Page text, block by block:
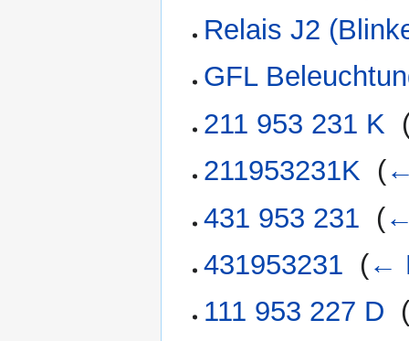
Relais J2
GFL
211 953 231 K
211953231K (
431 953 231 (
431953231 (←
111 953 227 D